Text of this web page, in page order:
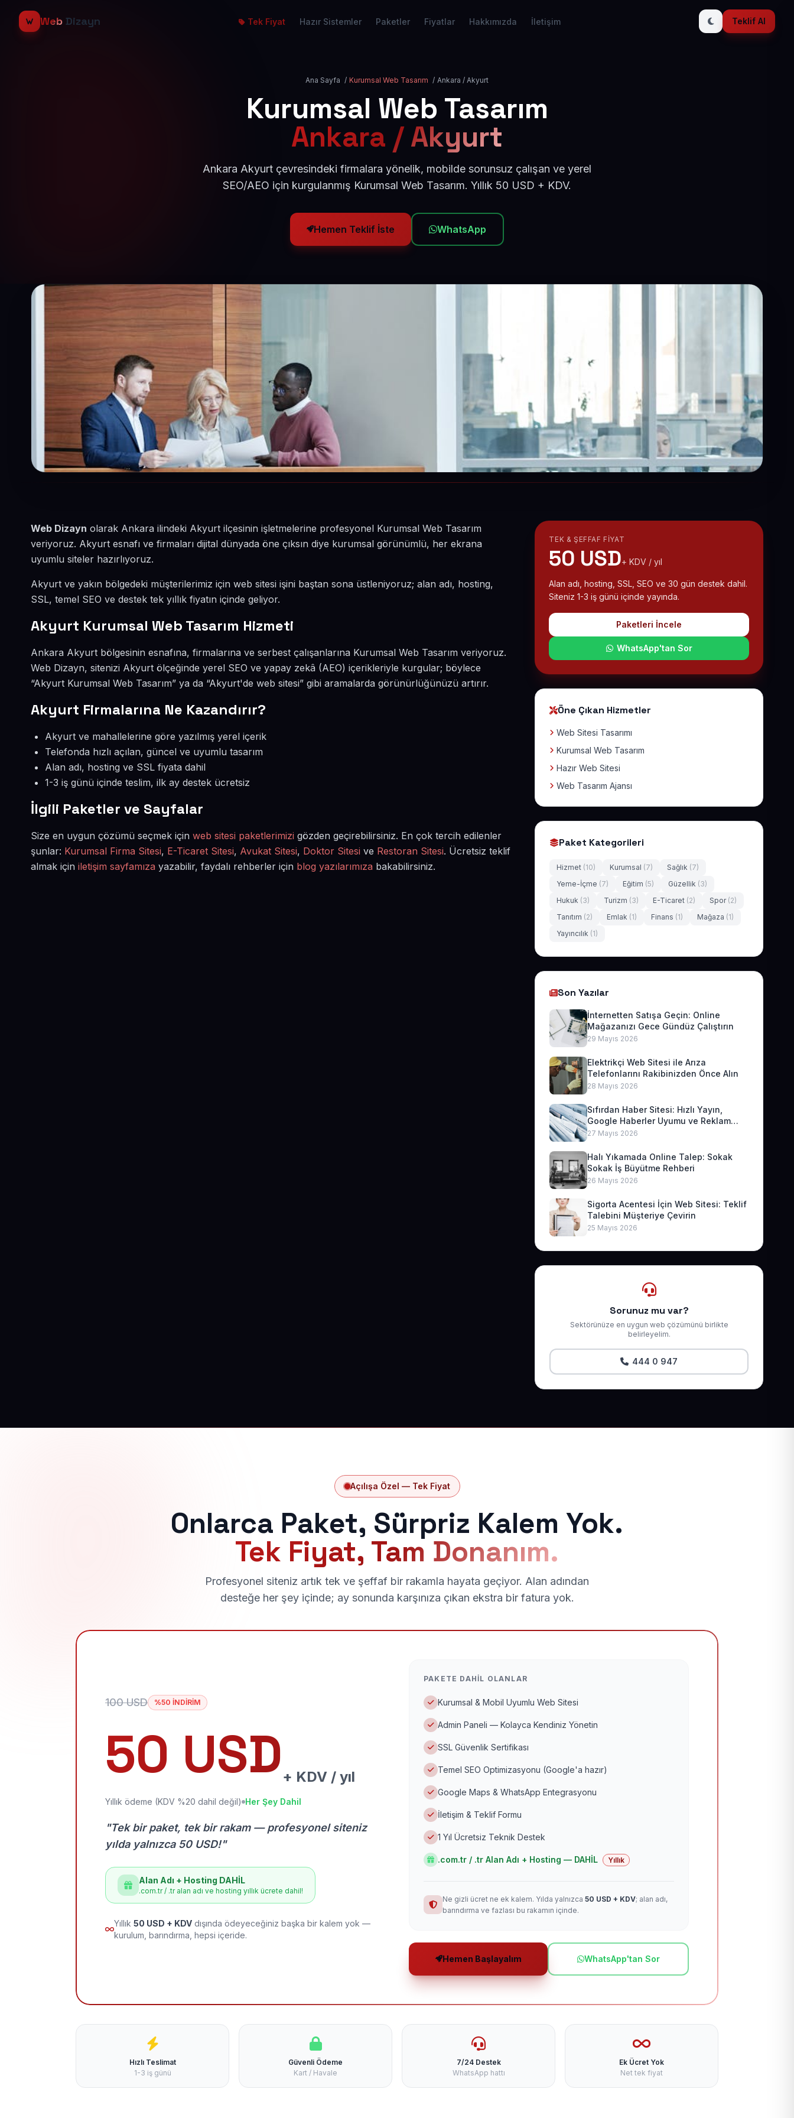
Web Dizayn Tek Fiyat Hazır Sistemler Paketler Fiyatlar Hakkımızda İletişim Teklif Al
Ana Sayfa / Kurumsal Web Tasarım / Ankara / Akyurt
Kurumsal Web Tasarım
Ankara / Akyurt
Ankara Akyurt çevresindeki firmalara yönelik, mobilde sorunsuz çalışan ve yerel
SEO/AEO için kurgulanmış Kurumsal Web Tasarım. Yıllık 50 USD + KDV.
Hemen Teklif İste WhatsApp
Web Dizayn olarak Ankara ilindeki Akyurt ilçesinin işletmelerine profesyonel Kurumsal Web Tasarım
veriyoruz. Akyurt esnafı ve firmaları dijital dünyada öne çıksın diye kurumsal görünümlü, her ekrana
uyumlu siteler hazırlıyoruz.
Akyurt ve yakın bölgedeki müşterilerimiz için web sitesi işini baştan sona üstleniyoruz; alan adı, hosting,
SSL, temel SEO ve destek tek yıllık fiyatın içinde geliyor.
Akyurt Kurumsal Web Tasarım Hizmeti
Ankara Akyurt bölgesinin esnafına, firmalarına ve serbest çalışanlarına Kurumsal Web Tasarım veriyoruz.
Web Dizayn, sitenizi Akyurt ölçeğinde yerel SEO ve yapay zekâ (AEO) içerikleriyle kurgular; böylece
“Akyurt Kurumsal Web Tasarım” ya da “Akyurt'de web sitesi” gibi aramalarda görünürlüğünüzü artırır.
Akyurt Firmalarına Ne Kazandırır?
Akyurt ve mahallelerine göre yazılmış yerel içerik
Telefonda hızlı açılan, güncel ve uyumlu tasarım
Alan adı, hosting ve SSL fiyata dahil
1-3 iş günü içinde teslim, ilk ay destek ücretsiz
İlgili Paketler ve Sayfalar
Size en uygun çözümü seçmek için web sitesi paketlerimizi gözden geçirebilirsiniz. En çok tercih edilenler
şunlar: Kurumsal Firma Sitesi, E-Ticaret Sitesi, Avukat Sitesi, Doktor Sitesi ve Restoran Sitesi. Ücretsiz teklif
almak için iletişim sayfamıza yazabilir, faydalı rehberler için blog yazılarımıza bakabilirsiniz.
TEK & ŞEFFAF FIYAT
50 USD+ KDV / yıl
Alan adı, hosting, SSL, SEO ve 30 gün destek dahil.
Siteniz 1-3 iş günü içinde yayında.
Paketleri İncele
WhatsApp'tan Sor
Öne Çıkan Hizmetler
Web Sitesi Tasarımı
Kurumsal Web Tasarım
Hazır Web Sitesi
Web Tasarım Ajansı
Paket Kategorileri
Hizmet (10) Kurumsal (7) Sağlık (7)
Yeme-İçme (7) Eğitim (5) Güzellik (3)
Hukuk (3) Turizm (3) E-Ticaret (2) Spor (2)
Tanıtım (2) Emlak (1) Finans (1) Mağaza (1)
Yayıncılık (1)
Son Yazılar
İnternetten Satışa Geçin: Online
Mağazanızı Gece Gündüz Çalıştırın
29 Mayıs 2026
Elektrikçi Web Sitesi ile Arıza
Telefonlarını Rakibinizden Önce Alın
28 Mayıs 2026
Sıfırdan Haber Sitesi: Hızlı Yayın,
Google Haberler Uyumu ve Reklam
Geliri
27 Mayıs 2026
Halı Yıkamada Online Talep: Sokak
Sokak İş Büyütme Rehberi
26 Mayıs 2026
Sigorta Acentesi İçin Web Sitesi: Teklif
Talebini Müşteriye Çevirin
25 Mayıs 2026
Sorunuz mu var?
Sektörünüze en uygun web çözümünü birlikte
belirleyelim.
444 0 947
Açılışa Özel — Tek Fiyat
Onlarca Paket, Sürpriz Kalem Yok.
Tek Fiyat, Tam Donanım.
Profesyonel siteniz artık tek ve şeffaf bir rakamla hayata geçiyor. Alan adından
desteğe her şey içinde; ay sonunda karşınıza çıkan ekstra bir fatura yok.
100 USD %50 İNDİRİM
50 USD + KDV / yıl
Yıllık ödeme (KDV %20 dahil değil) Her Şey Dahil
"Tek bir paket, tek bir rakam — profesyonel siteniz
yılda yalnızca 50 USD!"
Alan Adı + Hosting DAHİL
.com.tr / .tr alan adı ve hosting yıllık ücrete dahil!
Yıllık 50 USD + KDV dışında ödeyeceğiniz başka bir kalem yok —
kurulum, barındırma, hepsi içeride.
PAKETE DAHIL OLANLAR
Kurumsal & Mobil Uyumlu Web Sitesi
Admin Paneli — Kolayca Kendiniz Yönetin
SSL Güvenlik Sertifikası
Temel SEO Optimizasyonu (Google'a hazır)
Google Maps & WhatsApp Entegrasyonu
İletişim & Teklif Formu
1 Yıl Ücretsiz Teknik Destek
.com.tr / .tr Alan Adı + Hosting — DAHİL Yıllık
Ne gizli ücret ne ek kalem. Yılda yalnızca 50 USD + KDV; alan adı,
barındırma ve fazlası bu rakamın içinde.
Hemen Başlayalım WhatsApp'tan Sor
Hızlı Teslimat
1-3 iş günü
Güvenli Ödeme
Kart / Havale
7/24 Destek
WhatsApp hattı
Ek Ücret Yok
Net tek fiyat